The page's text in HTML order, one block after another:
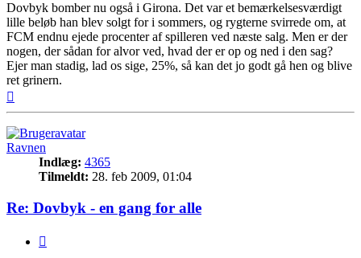
Dovbyk bomber nu også i Girona. Det var et bemærkelsesværdigt
lille beløb han blev solgt for i sommers, og rygterne svirrede om, at
FCM endnu ejede procenter af spilleren ved næste salg. Men er der
nogen, der sådan for alvor ved, hvad der er op og ned i den sag?
Ejer man stadig, lad os sige, 25%, så kan det jo godt gå hen og blive
ret grinern.
Ravnen
Indlæg: 4365
Tilmeldt: 28. feb 2009, 01:04
Re: Dovbyk - en gang for alle